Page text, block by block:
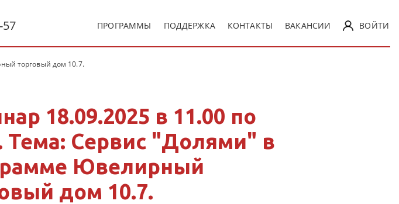
57 ПРОГРАММЫ ПОДДЕРЖКА КОНТАКТЫ ВАКАНСИИ ВОЙТИ
торговый дом 10.7.
18.09.2025 в 11.00 по
Сервис "Долями" в
Ювелирный
дом 10.7.